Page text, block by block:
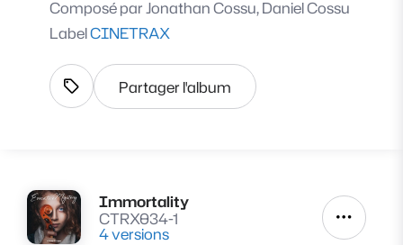
Composé parJonathan Cossu, Daniel Cossu
LabelCINETRAX
Afficher les tags
Partager l'album
Lire
Immortality
CTRX034-1
4 versions Autres